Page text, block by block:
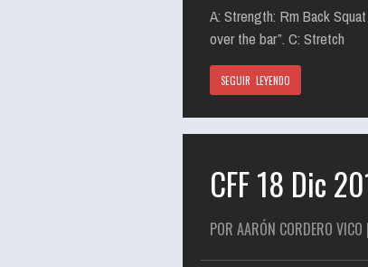
A: Strength: Rm Back
over the bar”. C: Stretch
SEGUIR LEYENDO
CFF 18 Dic
POR AARÓN CORDERO VICO